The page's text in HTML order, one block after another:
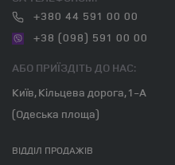
+380 44 591 00 00
+38 (098) 591 00 00
АБО ПРИЇЗДІТЬ ДО НАС:
Київ, Кільцева дорога, 1-А
(Одеська площа)
ВІДДІЛ ПРОДАЖІВ